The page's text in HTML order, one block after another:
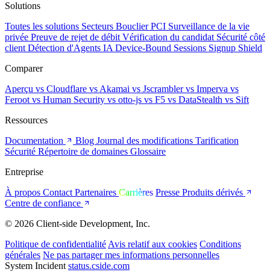
Solutions
Toutes les solutions Secteurs Bouclier PCI Surveillance de la vie
privée Preuve de rejet de débit Vérification du candidat Sécurité côté
client Détection d'Agents IA Device-Bound Sessions Signup Shield
Comparer
Aperçu vs Cloudflare vs Akamai vs Jscramblervs Imperva vs
Feroot vs Human Security vs otto-js vs F5 vs DataStealth vs Sift
Ressources
Documentation
Blog Journal des modifications Tarification
Sécurité Répertoire de domaines Glossaire
Entreprise
À propos Contact Partenaires Carrières Presse Produits dérivés
Centre de confiance
© 2026 Client-side Development, Inc.
Politique de confidentialité Avis relatif aux cookies Conditions
générales Ne pas partager mes informations personnelles
System Incident status.cside.com